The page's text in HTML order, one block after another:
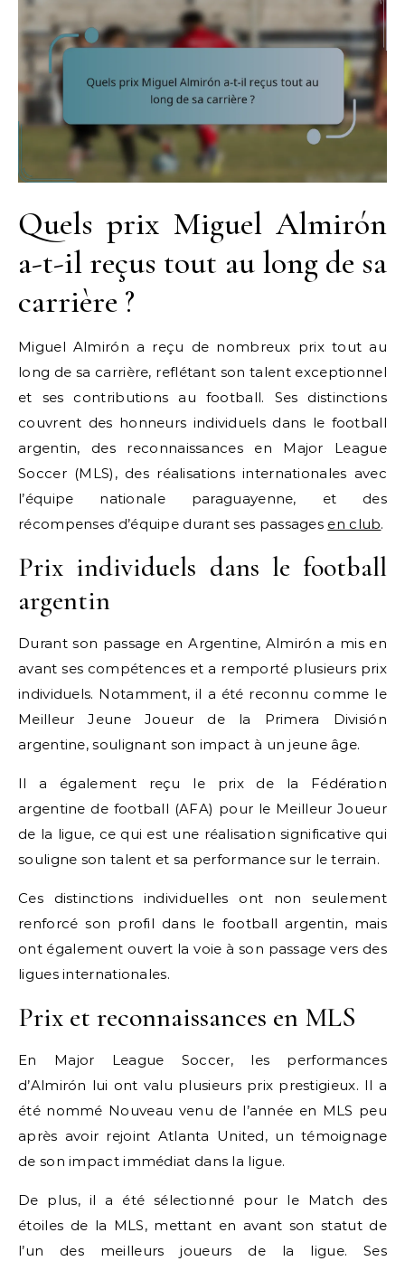
Quels prix Miguel Almirón
a-t-il reçus tout au long de sa
carrière ?
Miguel Almirón a reçu de nombreux prix tout au
long de sa carrière, reflétant son talent exceptionnel
et ses contributions au football. Ses distinctions
couvrent des honneurs individuels dans le football
argentin, des reconnaissances en Major League
Soccer (MLS), des réalisations internationales avec
l’équipe nationale paraguayenne, et des
récompenses d’équipe durant ses passages en club.
Prix individuels dans le football
argentin
Durant son passage en Argentine, Almirón a mis en
avant ses compétences et a remporté plusieurs prix
individuels. Notamment, il a été reconnu comme le
Meilleur Jeune Joueur de la Primera División
argentine, soulignant son impact à un jeune âge.
Il a également reçu le prix de la Fédération
argentine de football (AFA) pour le Meilleur Joueur
de la ligue, ce qui est une réalisation significative qui
souligne son talent et sa performance sur le terrain.
Ces distinctions individuelles ont non seulement
renforcé son profil dans le football argentin, mais
ont également ouvert la voie à son passage vers des
ligues internationales.
Prix et reconnaissances en MLS
En Major League Soccer, les performances
d’Almirón lui ont valu plusieurs prix prestigieux. Il a
été nommé Nouveau venu de l’année en MLS peu
après avoir rejoint Atlanta United, un témoignage
de son impact immédiat dans la ligue.
De plus, il a été sélectionné pour le Match des
étoiles de la MLS, mettant en avant son statut de
l’un des meilleurs joueurs de la ligue. Ses